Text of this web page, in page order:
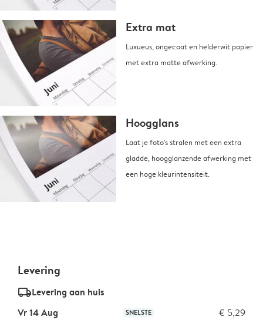
Extra mat
Luxueus, ongecoat en helderwit papier
met extra matte afwerking.
Hoogglans
Laat je foto's stralen met een extra
gladde, hoogglanzende afwerking met
een hoge kleurintensiteit.
Levering
delivery_standard_v2Levering aan huis
Vr 14 Aug
SNELSTE € 5,29